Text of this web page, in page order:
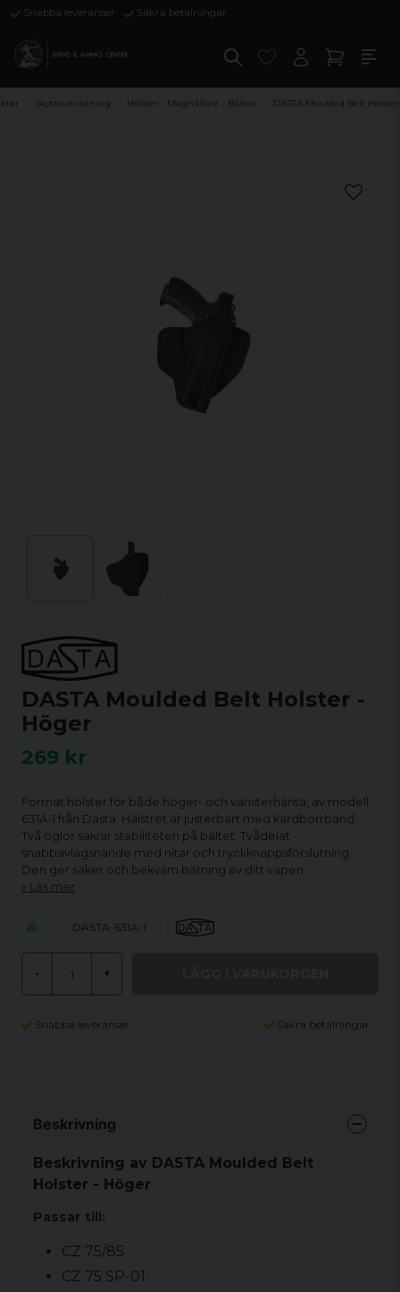
Snabba leveranser Säkra betalningar
Skytteutrustning Hölster - Maghållare - Bälten DASTA Moulded Belt
DASTA Moulded Belt Holster -
Höger
269 kr
Format hölster för både höger- och vänsterhänta, av modell
631A-1 från Dasta. Hälstret är justerbart med kardborrband.
Två öglor säkrar stabiliteten på bältet. Tvådelat
snabbavlägsnande med nitar och tryckknappsförslutning.
Den ger säker och bekväm bärning av ditt vapen.
Läs mer
DASTA-631A-1
- +
Snabba leveranser Säkra betalningar
Beskrivning
Beskrivning av DASTA Moulded Belt
Holster - Höger
Passar till:
CZ 75/85
CZ 75 SP-01